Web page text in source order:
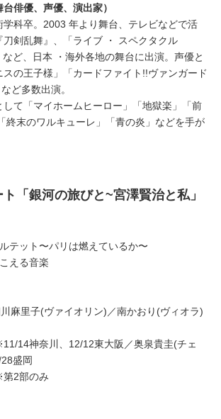
俳優、声優、演出家）
学科卒。2003 年より舞台、テレビなどで活
剣乱舞』、「ライブ ・ スペクタクル
ど、日本 ・海外各地の舞台に出演。声優と
スの王子様」「カードファイト!!ヴァンガード
ど多数出演。
て「マイホームヒーロー」「地獄楽」「前
終末のワルキューレ」「青の炎」などを手が
「銀河の旅びと~宮澤賢治と私」
テット〜パリは燃えているか〜
える音楽
麻里子(ヴァイオリン)／南かおり(ヴィオラ)
14神奈川、12/12東大阪／奥泉貴圭(チェ
盛岡
2部のみ